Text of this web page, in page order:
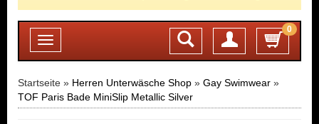
Toggle
navigation
0
Login
Startseite » Herren Unterwäsche Shop » Gay Swimwear »
TOF Paris Bade MiniSlip Metallic Silver